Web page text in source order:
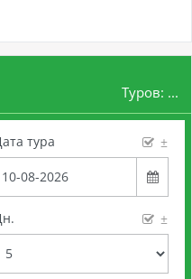
Туров: ...
тура ±
±